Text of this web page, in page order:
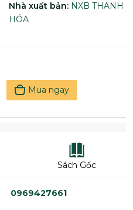
Nhà xuất bản: NXB THANH
HÓA
Mua ngay
Sách Gốc
0969427661